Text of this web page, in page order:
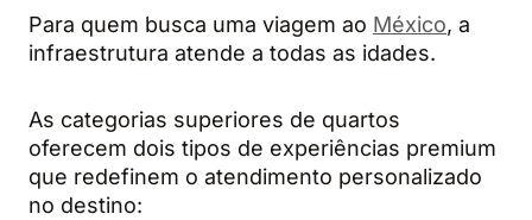
Para quem busca uma viagem ao México, a
infraestrutura atende a todas as idades.
As categorias superiores de quartos
oferecem dois tipos de experiências premium
que redefinem o atendimento personalizado
no destino: